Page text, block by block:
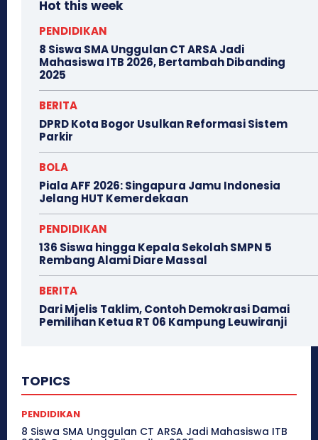
Hot this week
PENDIDIKAN
8 Siswa SMA Unggulan CT ARSA Jadi
Mahasiswa ITB 2026, Bertambah Dibanding
2025
BERITA
DPRD Kota Bogor Usulkan Reformasi Sistem
Parkir
BOLA
Piala AFF 2026: Singapura Jamu Indonesia
Jelang HUT Kemerdekaan
PENDIDIKAN
136 Siswa hingga Kepala Sekolah SMPN 5
Rembang Alami Diare Massal
BERITA
Dari Mjelis Taklim, Contoh Demokrasi Damai
Pemilihan Ketua RT 06 Kampung Leuwiranji
TOPICS
PENDIDIKAN
8 Siswa SMA Unggulan CT ARSA Jadi Mahasiswa ITB